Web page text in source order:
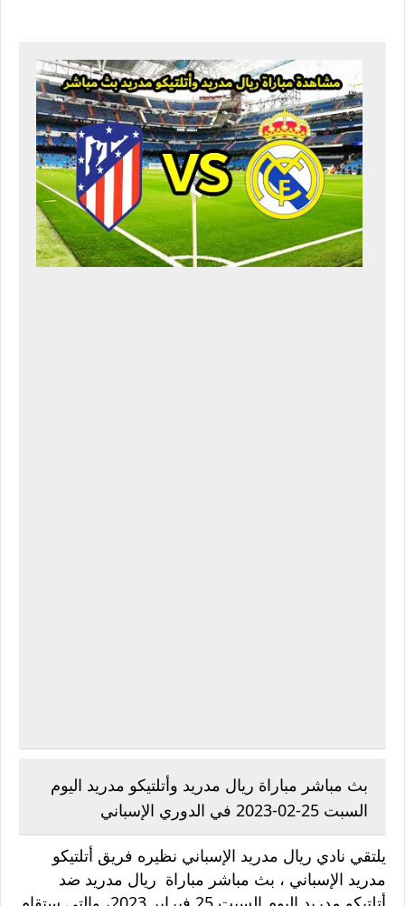
بث مباشر مباراة ريال مدريد وأتلتيكو مدريد اليوم
السبت 25-02-2023 في الدوري الإسباني
يلتقي نادي ريال مدريد الإسباني نظيره فريق أتلتيكو
مدريد الإسباني ، بث مباشر مباراة ريال مدريد ضد